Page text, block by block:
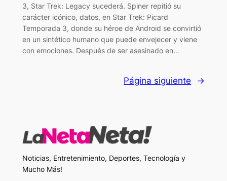
3, Star Trek: Legacy sucederá. Spiner repitió su
carácter icónico, datos, en Star Trek: Picard
Temporada 3, donde su héroe de Android se convirtió
en un sintético humano que puede envejecer y viene
con emociones. Después de ser asesinado en…
Página siguiente →
Noticias, Entretenimiento, Deportes, Tecnología y
Mucho Más!